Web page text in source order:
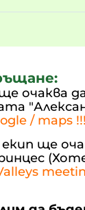
очаква
/ maps !!!
ще